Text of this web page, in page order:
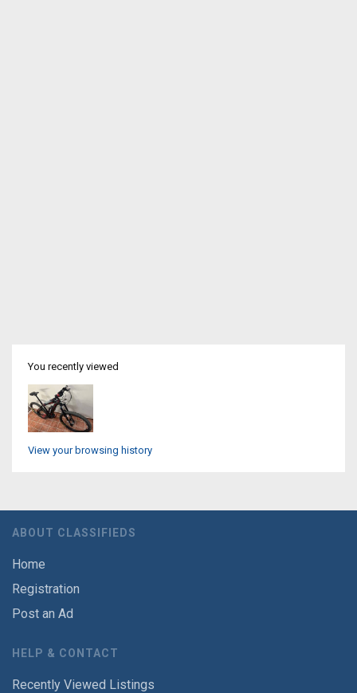
You recently viewed
View your browsing history
ABOUT CLASSIFIEDS
Home
Registration
Post an Ad
HELP & CONTACT
Recently Viewed Listings